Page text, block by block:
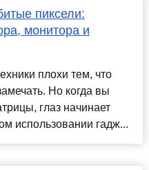
пиксели:
монитора и
плохи тем, что
Но когда вы
глаз начинает
использовании гадж...